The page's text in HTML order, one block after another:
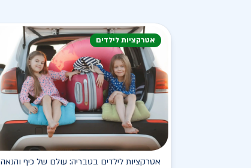
אטרקציות לילדים
אטרקציות לילדים בטבריה: עולם של כיף והנאה